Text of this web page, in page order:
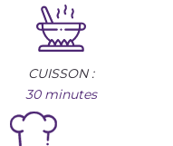
CUISSON :
30 minutes